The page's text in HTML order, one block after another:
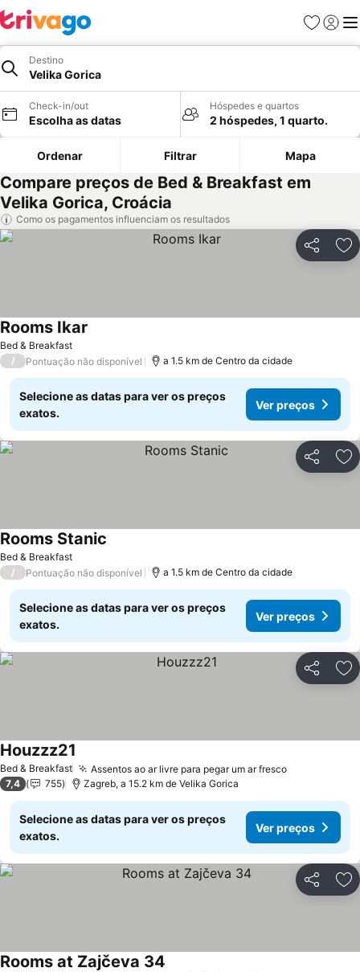
Favoritos
Iniciar
Destino
Velika Gorica
Check-in/out
Escolha as datas
Hóspedes e quartos
2 hóspedes, 1 quarto.
Ordenar Filtrar Mapa
Compare preços de Bed & Breakfast em
Velika Gorica, Croácia
Como os pagamentos influenciam os resultados
Partilhar
Bed & Breakfast
Rooms Ikar
/ Pontuação não disponível a 1.5 km de Centro da cidade
Selecione as datas para ver os preços
exatos.
Ver preços
Partilhar
Bed & Breakfast
Rooms Stanic
/ Pontuação não disponível a 1.5 km de Centro da cidade
Selecione as datas para ver os preços
exatos.
Ver preços
Partilhar
Bed & Breakfast Assentos ao ar livre para pegar um ar frescoVer preços
Houzzz21
7,4 755 Zagreb, a 15.2 km de Velika Gorica
Selecione as datas para ver os preços
exatos.
Ver preços
Partilhar
Rooms at Zajčeva 34